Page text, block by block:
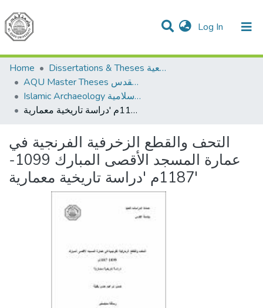
Log In (current)
Communities & Collections
All of DSpace
Home
Dissertations & Theses الرسائل الجامعية
AQU Master Theses الرسائل الجامعية الخاصة بجامعة القدس
Islamic Archaeology الأثار الاسلامية
التحف والقطع الزخرفية الفرنجية في عمارة المسجد الأقصى المبارك 1099-1187م 'دراسة تاريخية معمارية'
التحف والقطع الزخرفية الفرنجية في
عمارة المسجد الأقصى المبارك 1099-
1187م 'دراسة تاريخية معمارية'